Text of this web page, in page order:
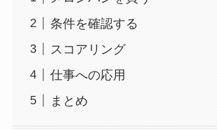
条件を確認する
スコアリング
仕事への応用
まとめ